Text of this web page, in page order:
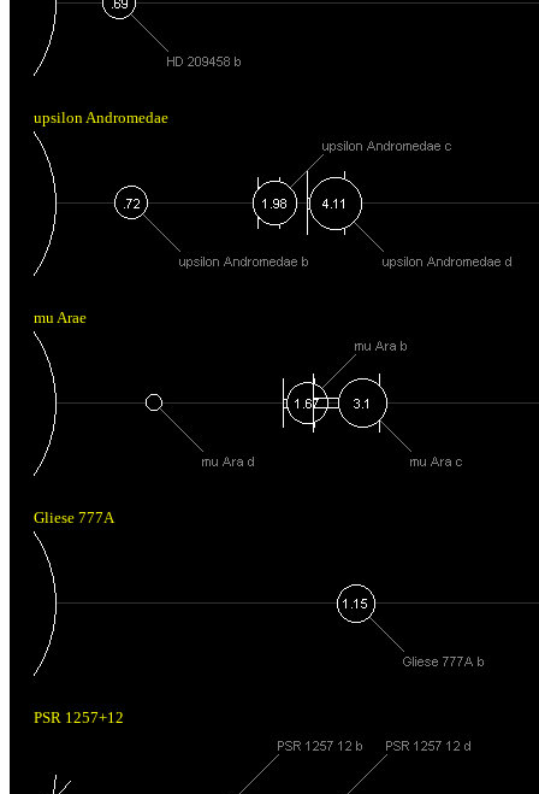
upsilon Andromedae
mu Arae
Gliese 777A
PSR 1257+12